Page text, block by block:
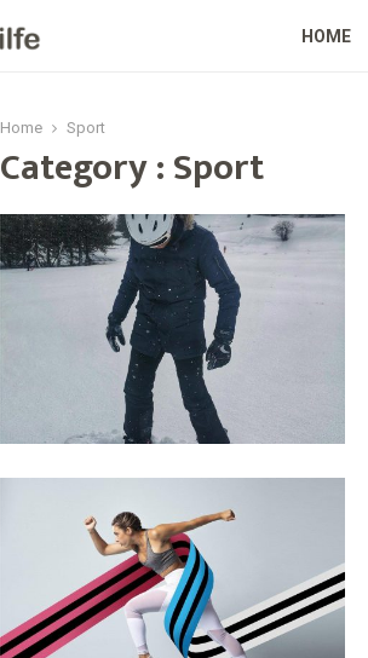
HOME
Home Sport
Category : Sport